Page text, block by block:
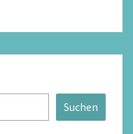
Suchen